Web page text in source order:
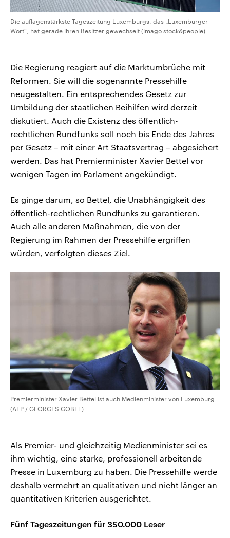
Die auflagenstärkste Tageszeitung Luxemburgs, das „Luxemburger
Wort“, hat gerade ihren Besitzer gewechselt (imago stock&people)
Die Regierung reagiert auf die Marktumbrüche mit
Reformen. Sie will die sogenannte Pressehilfe
neugestalten. Ein entsprechendes Gesetz zur
Umbildung der staatlichen Beihilfen wird derzeit
diskutiert. Auch die Existenz des öffentlich-
rechtlichen Rundfunks soll noch bis Ende des Jahres
per Gesetz – mit einer Art Staatsvertrag – abgesichert
werden. Das hat Premierminister Xavier Bettel vor
wenigen Tagen im Parlament angekündigt.
Es ginge darum, so Bettel, die Unabhängigkeit des
öffentlich-rechtlichen Rundfunks zu garantieren.
Auch alle anderen Maßnahmen, die von der
Regierung im Rahmen der Pressehilfe ergriffen
würden, verfolgten dieses Ziel.
Premierminister Xavier Bettel ist auch Medienminister von Luxemburg
(AFP / GEORGES GOBET)
Als Premier- und gleichzeitig Medienminister sei es
ihm wichtig, eine starke, professionell arbeitende
Presse in Luxemburg zu haben. Die Pressehilfe werde
deshalb vermehrt an qualitativen und nicht länger an
quantitativen Kriterien ausgerichtet.
Fünf Tageszeitungen für 350.000 Leser